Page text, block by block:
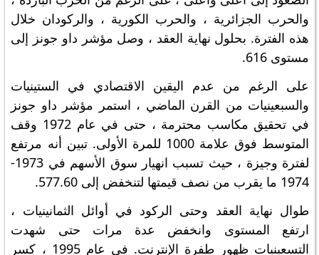
والحرب الجزائرية ، والحرب الكورية ، والركودان خلال
هذه الفترة. بحلول نهاية العقد ، وصل مؤشر داو جونز إلى
مستوى 616.
على الرغم من عدم اليقين الاقتصادي في الستينيات
والسبعينيات من القرن الماضي ، استمر مؤشر داو جونز
في تحقيق مكاسب محترمة ، حتى في عام 1972 وقف
المتوسط ​​فوق علامة 1000 للمرة الأولى. تبين أنه مرتفع
لفترة وجيزة ، حيث تسبب انهيار سوق الأسهم في 1973-
1974 ما يقرب من نصف قيمتها لتنخفض إلى 577.60.
طوال نهاية العقد وحتى الركود في أوائل الثمانينيات ،
ارتفع المستوى وانخفض عدة مرات حتى شهدت
التسعينيات ظهور طفرة الإنترنت. في عام 1995 ، كسر